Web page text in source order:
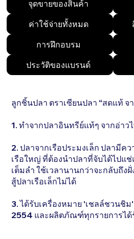
จุดขายของสินค้า
ค่าใช้จ่ายทั้งหมด
การฝึกอบรม
ประวัติของแบรนด์
ลูกชิ้นปลา ตราเซียนปลา “สดแท้ จ
1. ทำจากปลาอินทรีย์แท้ๆ จากอ่าว
2. ปลาจากเรือประมงเล็ก ปลามีค
เรือใหญ่ ที่ต้องนำปลาที่จับได้ไปแช่
เต็มลำ ใช้เวลานานกว่าจะกลับถึง
สู้ปลาเรือเล็กไม่ได้
3. ได้รับเครื่องหมาย 'เชลล์ชวนชิ
2554 และผลิตภัณฑ์ทุกรายการได้